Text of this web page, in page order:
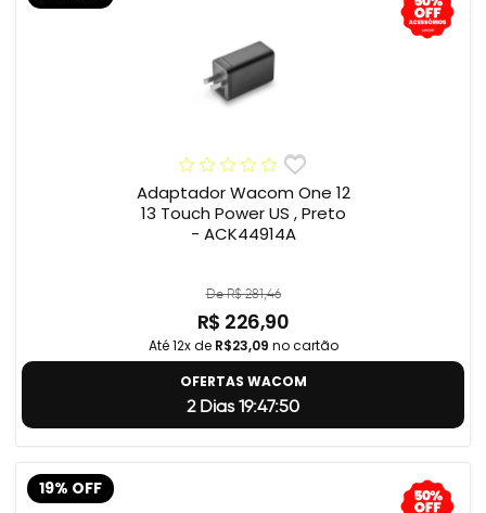
Adaptador Wacom One 12
13 Touch Power US , Preto
- ACK44914A
De R$ 281,46
R$ 226,90
Até 12x de R$23,09 no cartão
OFERTAS WACOM
2 Dias 19:47:49
19% OFF